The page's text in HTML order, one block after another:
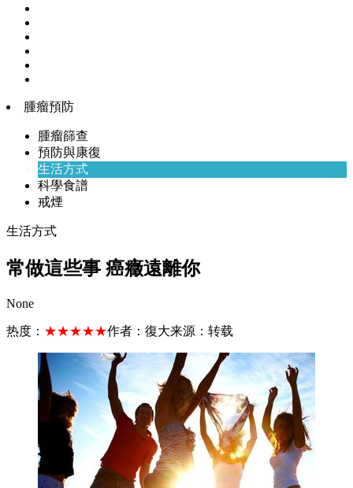
腫瘤預防
腫瘤篩查
預防與康復
生活方式
科學食譜
戒煙
生活方式
常做這些事 癌癥遠離你
None
热度： ★★★★★作者： 復大来源： 转载